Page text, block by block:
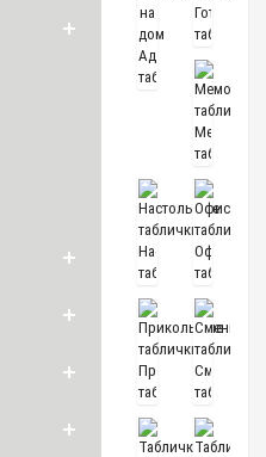
Адресные
таблички
Готовые
таблички
таблички
Настольные
таблички
Офисные
таблички
Прикольные
таблички
Сменные
таблички